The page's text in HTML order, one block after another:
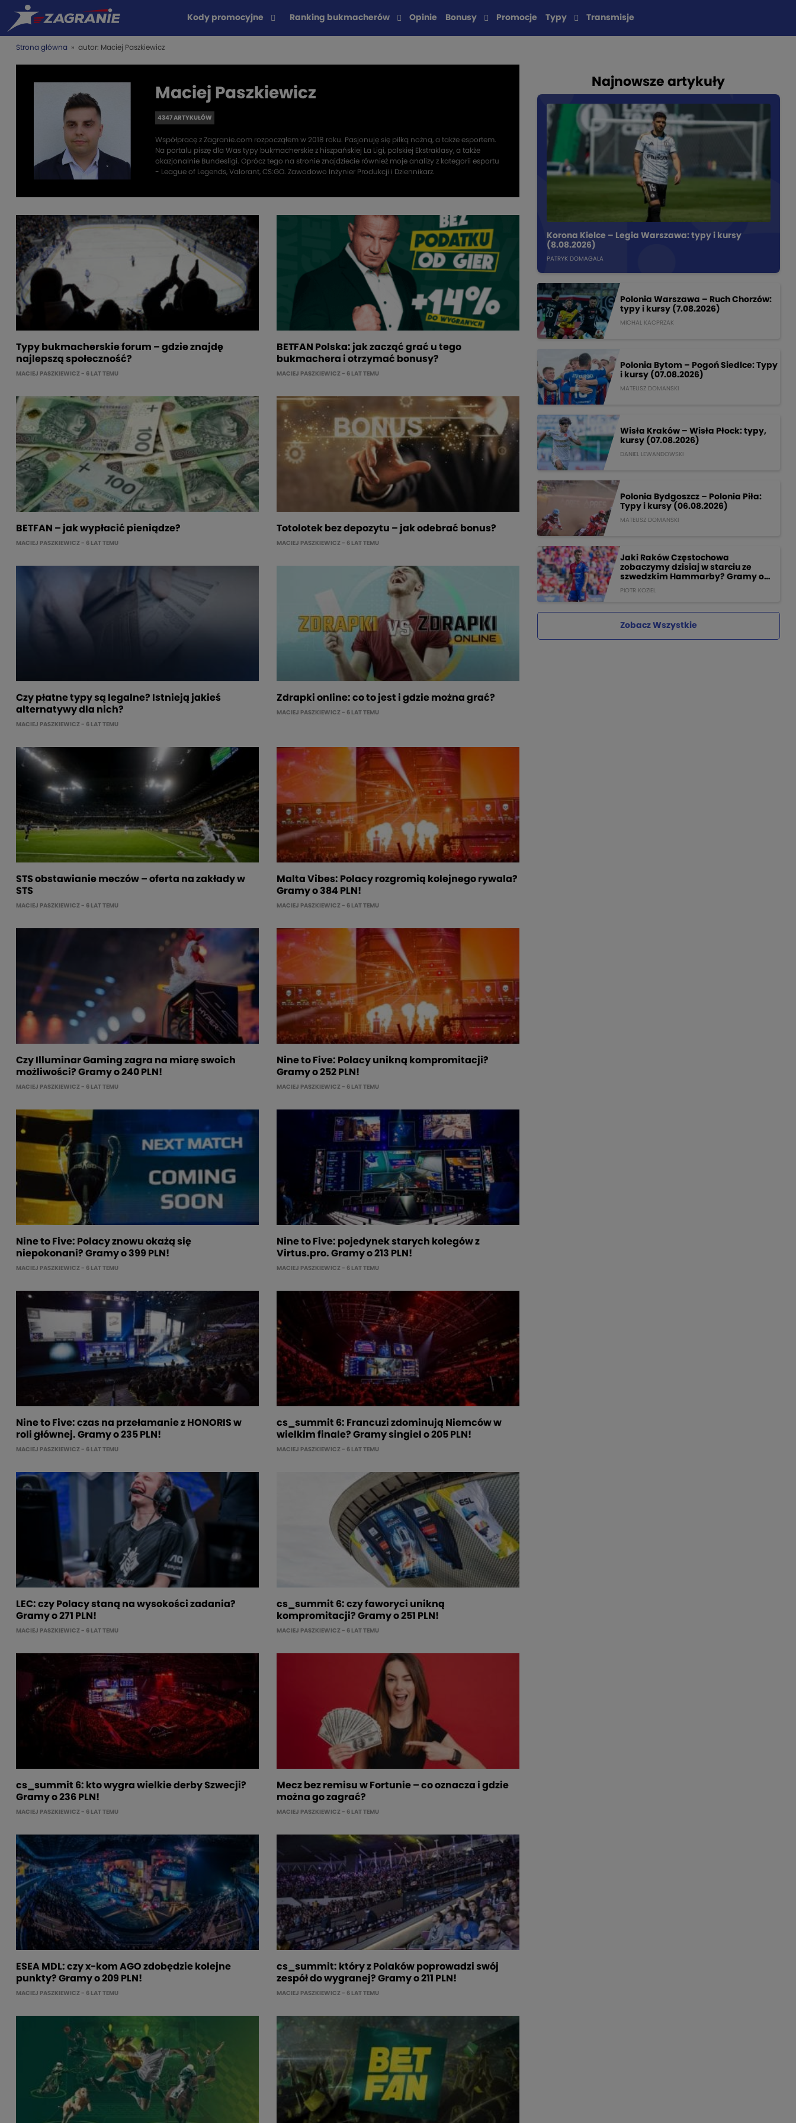
Kody promocyjne Ranking bukmacherów Opinie Bonusy Promocje Typy Transmisje
Strona główna » autor: Maciej Paszkiewicz
Maciej Paszkiewicz
4347 ARTYKUŁÓW
Współpracę z Zagranie.com rozpocząłem w 2018 roku. Pasjonuję się piłką nożną, a także esportem.
Na portalu piszę dla Was typy bukmacherskie z hiszpańskiej La Ligi, polskiej Ekstraklasy, a także
okazjonalnie Bundesligi. Oprócz tego na stronie znajdziecie również moje analizy z kategorii esportu
- League of Legends, Valorant, CS:GO. Zawodowo Inżynier Produkcji i Dziennikarz.
Typy bukmacherskie forum – gdzie znajdę
najlepszą społeczność?
MACIEJ PASZKIEWICZ - 6 LAT TEMU
BETFAN Polska: jak zacząć grać u tego
bukmachera i otrzymać bonusy?
MACIEJ PASZKIEWICZ - 6 LAT TEMU
BETFAN – jak wypłacić pieniądze?
MACIEJ PASZKIEWICZ - 6 LAT TEMU
Totolotek bez depozytu – jak odebrać bonus?
MACIEJ PASZKIEWICZ - 6 LAT TEMU
Czy płatne typy są legalne? Istnieją jakieś
alternatywy dla nich?
MACIEJ PASZKIEWICZ - 6 LAT TEMU
Zdrapki online: co to jest i gdzie można grać?
MACIEJ PASZKIEWICZ - 6 LAT TEMU
STS obstawianie meczów – oferta na zakłady w
STS
MACIEJ PASZKIEWICZ - 6 LAT TEMU
Malta Vibes: Polacy rozgromią kolejnego rywala?
Gramy o 384 PLN!
MACIEJ PASZKIEWICZ - 6 LAT TEMU
Czy Illuminar Gaming zagra na miarę swoich
możliwości? Gramy o 240 PLN!
MACIEJ PASZKIEWICZ - 6 LAT TEMU
Nine to Five: Polacy unikną kompromitacji?
Gramy o 252 PLN!
MACIEJ PASZKIEWICZ - 6 LAT TEMU
Nine to Five: Polacy znowu okażą się
niepokonani? Gramy o 399 PLN!
MACIEJ PASZKIEWICZ - 6 LAT TEMU
Nine to Five: pojedynek starych kolegów z
Virtus.pro. Gramy o 213 PLN!
MACIEJ PASZKIEWICZ - 6 LAT TEMU
Nine to Five: czas na przełamanie z HONORIS w
roli głównej. Gramy o 235 PLN!
MACIEJ PASZKIEWICZ - 6 LAT TEMU
cs_summit 6: Francuzi zdominują Niemców w
wielkim finale? Gramy singiel o 205 PLN!
MACIEJ PASZKIEWICZ - 6 LAT TEMU
LEC: czy Polacy staną na wysokości zadania?
Gramy o 271 PLN!
MACIEJ PASZKIEWICZ - 6 LAT TEMU
cs_summit 6: czy faworyci unikną
kompromitacji? Gramy o 251 PLN!
MACIEJ PASZKIEWICZ - 6 LAT TEMU
cs_summit 6: kto wygra wielkie derby Szwecji?
Gramy o 236 PLN!
MACIEJ PASZKIEWICZ - 6 LAT TEMU
Mecz bez remisu w Fortunie – co oznacza i gdzie
można go zagrać?
MACIEJ PASZKIEWICZ - 6 LAT TEMU
ESEA MDL: czy x-kom AGO zdobędzie kolejne
punkty? Gramy o 209 PLN!
MACIEJ PASZKIEWICZ - 6 LAT TEMU
cs_summit: który z Polaków poprowadzi swój
zespół do wygranej? Gramy o 211 PLN!
MACIEJ PASZKIEWICZ - 6 LAT TEMU
Najnowsze artykuły
Korona Kielce – Legia Warszawa: typy i kursy
(8.08.2026)
PATRYK DOMAGALA
Polonia Warszawa – Ruch Chorzów:
typy i kursy (7.08.2026)
MICHAL KACPRZAK
Polonia Bytom – Pogoń Siedlce: Typy
i kursy (07.08.2026)
MATEUSZ DOMANSKI
Wisła Kraków – Wisła Płock: typy,
kursy (07.08.2026)
DANIEL LEWANDOWSKI
Polonia Bydgoszcz – Polonia Piła:
Typy i kursy (06.08.2026)
MATEUSZ DOMANSKI
Jaki Raków Częstochowa
zobaczymy dzisiaj w starciu ze
szwedzkim Hammarby? Gramy o
PIOTR KOZIEL
Zobacz Wszystkie